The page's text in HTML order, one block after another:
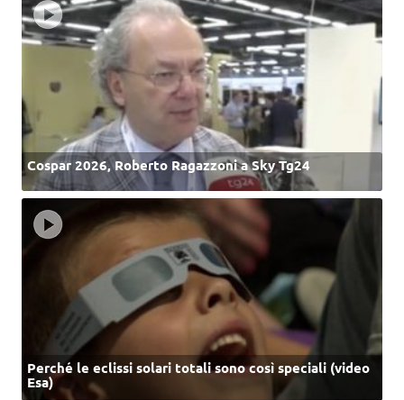
Cospar 2026, Roberto Ragazzoni a Sky Tg24
Perché le eclissi solari totali sono così speciali (video
Esa)